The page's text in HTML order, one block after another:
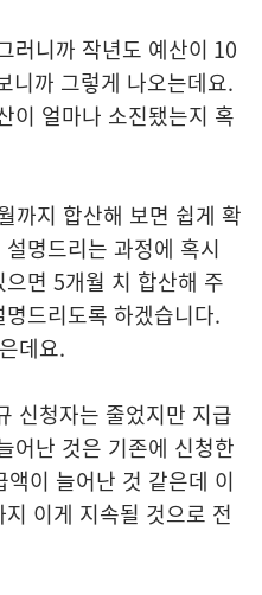
러니까 작년도 예산이 10
니까 그렇게 나오는데요.
이 얼마나 소진됐는지 혹
까지 합산해 보면 쉽게 확
명드리는 과정에 혹시
면 5개월 치 합산해 주
드리도록 하겠습니다.
데요.
신청자는 줄었지만 지급
어난 것은 기존에 신청한
이 늘어난 것 같은데 이
이게 지속될 것으로 전